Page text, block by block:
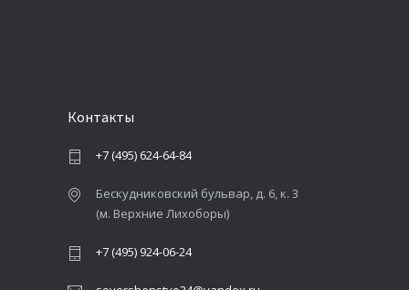
Контакты
+7 (495) 624-64-84
Бескудниковский бульвар, д. 6, к. 3
(м. Верхние Лихоборы)
+7 (495) 924-06-24